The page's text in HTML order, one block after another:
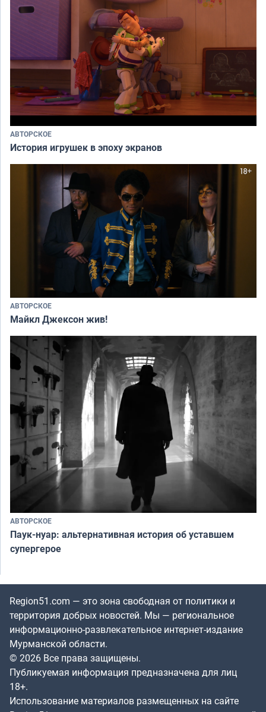
АВТОРСКОЕ
История игрушек в эпоху экранов
АВТОРСКОЕ
Майкл Джексон жив!
АВТОРСКОЕ
Паук-нуар: альтернативная история об уставшем
супергерое
Region51.com — это зона свободная от политики и
территория добрых новостей. Мы — региональное
информационно-развлекательное интернет-издание
Мурманской области.
© 2026 Все права защищены.
Публикуемая информация предназначена для лиц
18+.
Использование материалов размещенных на сайте